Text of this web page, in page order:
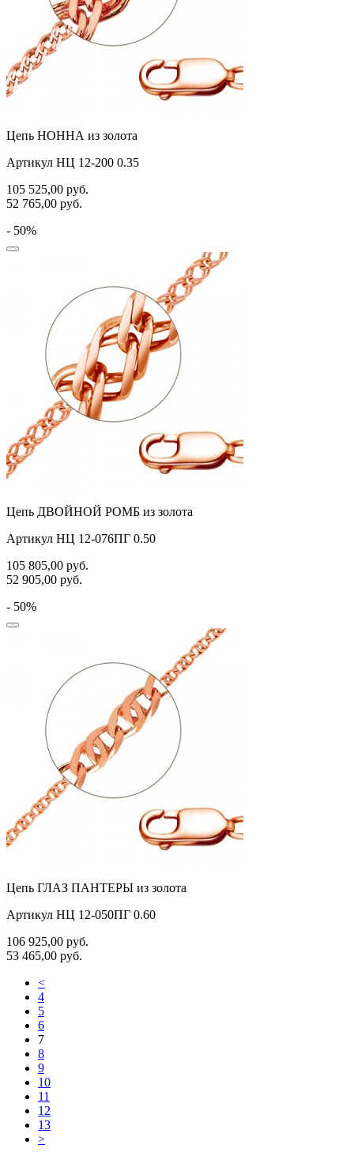
Цепь НОННА из золота
Артикул НЦ 12-200 0.35
105 525,00 руб.
52 765,00 руб.
- 50%
Цепь ДВОЙНОЙ РОМБ из золота
Артикул НЦ 12-076ПГ 0.50
105 805,00 руб.
52 905,00 руб.
- 50%
Цепь ГЛАЗ ПАНТЕРЫ из золота
Артикул НЦ 12-050ПГ 0.60
106 925,00 руб.
53 465,00 руб.
<
4
5
6
7
8
9
10
11
12
13
>